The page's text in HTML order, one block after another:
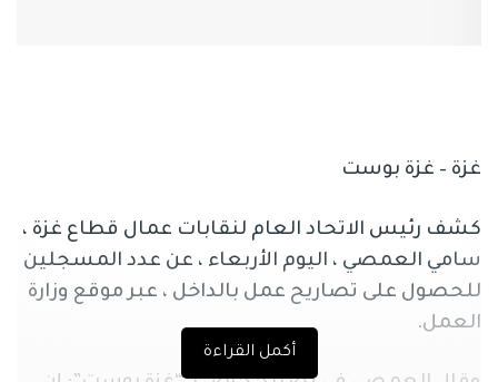
غزة – غزة بوست
كشف رئيس الاتحاد العام لنقابات عمال قطاع غزة ،
سامي العمصي ، اليوم الأربعاء ، عن عدد المسجلين
للحصول على تصاريح عمل بالداخل ، عبر موقع وزارة
العمل.
أكمل القراءة